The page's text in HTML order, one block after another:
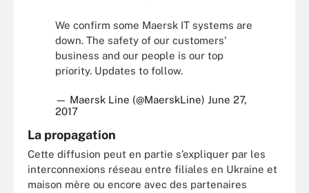
We confirm some Maersk IT systems are
down. The safety of our customers'
business and our people is our top
priority. Updates to follow.
— Maersk Line (@MaerskLine) June 27,
2017
La propagation
Cette diffusion peut en partie s’expliquer par les
interconnexions réseau entre filiales en Ukraine et
maison mère ou encore avec des partenaires